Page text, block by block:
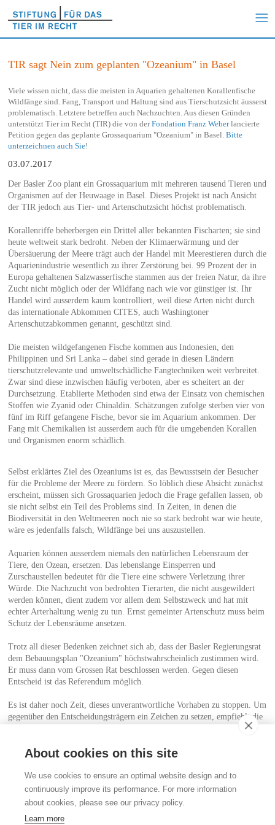
TIR sagt Nein zum geplanten "Ozeanium" in Basel
Viele wissen nicht, dass die meisten in Aquarien gehaltenen Korallenfische
Wildfänge sind. Fang, Transport und Haltung sind aus Tierschutzsicht äusserst
problematisch. Letztere betreffen auch Nachzuchten. Aus diesen Gründen
unterstützt Tier im Recht (TIR) die von derFondation Franz Weberlancierte
Petition gegen das geplante Grossaquarium "Ozeanium" in Basel. Bitte
unterzeichnen auch Sie!
03.07.2017
Der Basler Zoo plant ein Grossaquarium mit mehreren tausend Tieren und
Organismen auf der Heuwaage in Basel. Dieses Projekt ist nach Ansicht
der TIR jedoch aus Tier- und Artenschutzsicht höchst problematisch.
Korallenriffe beherbergen ein Drittel aller bekannten Fischarten; sie sind
heute weltweit stark bedroht. Neben der Klimaerwärmung und der
Übersäuerung der Meere trägt auch der Handel mit Meerestieren durch die
Aquarienindustrie wesentlich zu ihrer Zerstörung bei. 99 Prozent der in
Europa gehaltenen Salzwasserfische stammen aus der freien Natur, da ihre
Zucht nicht möglich oder der Wildfang nach wie vor günstiger ist. Ihr
Handel wird ausserdem kaum kontrolliert, weil diese Arten nicht durch
das internationale Abkommen CITES, auch Washingtoner
Artenschutzabkommen genannt, geschützt sind.
Die meisten wildgefangenen Fische kommen aus Indonesien, den
Philippinen und Sri Lanka – dabei sind gerade in diesen Ländern
tierschutzrelevante und umweltschädliche Fangtechniken weit verbreitet.
Zwar sind diese inzwischen häufig verboten, aber es scheitert an der
Durchsetzung. Etablierte Methoden sind etwa der Einsatz von chemischen
Stoffen wie Zyanid oder Chinaldin. Schätzungen zufolge sterben vier von
fünf im Riff gefangene Fische, bevor sie im Aquarium ankommen. Der
Fang mit Chemikalien ist ausserdem auch für die umgebenden Korallen
und Organismen enorm schädlich.
Selbst erklärtes Ziel des Ozeaniums ist es, das Bewusstsein der Besucher
für die Probleme der Meere zu fördern. So löblich diese Absicht zunächst
erscheint, müssen sich Grossaquarien jedoch die Frage gefallen lassen, ob
sie nicht selbst ein Teil des Problems sind. In Zeiten, in denen die
Biodiversität in den Weltmeeren noch nie so stark bedroht war wie heute,
wäre es jedenfalls falsch, Wildfänge bei uns auszustellen.
Aquarien können ausserdem niemals den natürlichen Lebensraum der
Tiere, den Ozean, ersetzen. Das lebenslange Einsperren und
Zurschaustellen bedeutet für die Tiere eine schwere Verletzung ihrer
Würde. Die Nachzucht von bedrohten Tierarten, die nicht ausgewildert
werden können, dient zudem vor allem dem Selbstzweck und hat mit
echter Arterhaltung wenig zu tun. Ernst gemeinter Artenschutz muss beim
Schutz der Lebensräume ansetzen.
Trotz all dieser Bedenken zeichnet sich ab, dass der Basler Regierungsrat
dem Bebauungsplan "Ozeanium" höchstwahrscheinlich zustimmen wird.
Er muss dann vom Grossen Rat beschlossen werden. Gegen diesen
Entscheid ist das Referendum möglich.
Es ist daher noch Zeit, dieses unverantwortliche Vorhaben zu stoppen. Um
gegenüber den Entscheidungsträgern ein Zeichen zu setzen, empfiehlt die
" der Fondation
Stiftung für das Tier im Recht (TIR)
Rigistrasse 9
CH - 8006 Zürich
info@tierimrecht.org
About cookies on this site
We use cookies to ensure an optimal website design and to
continuously improve its performance. For more information
about cookies, please see our privacy policy.
Learn more